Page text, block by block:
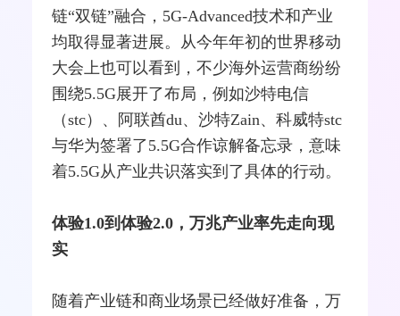
链“双链”融合，5G-Advanced技术和产业
均取得显著进展。从今年年初的世界移动
大会上也可以看到，不少海外运营商纷纷
围绕5.5G展开了布局，例如沙特电信
（stc）、阿联酋du、沙特Zain、科威特stc
与华为签署了5.5G合作谅解备忘录，意味
着5.5G从产业共识落实到了具体的行动。
体验1.0到体验2.0，万兆产业率先走向现
实
随着产业链和商业场景已经做好准备，万